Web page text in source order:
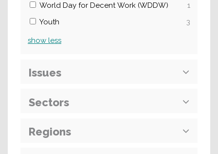
World Day for Decent Work (WDDW)
1
Youth
3
show less
Issues
Sectors
Regions